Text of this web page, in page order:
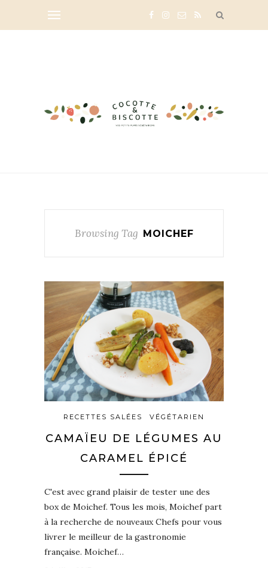
Browsing Tag MOICHEF
RECETTES SALÉES VÉGÉTARIEN
CAMAÏEU DE LÉGUMES AU
CARAMEL ÉPICÉ
C'est avec grand plaisir de tester une des
box de Moichef. Tous les mois, Moichef part
à la recherche de nouveaux Chefs pour vous
livrer le meilleur de la gastronomie
française. Moichef…